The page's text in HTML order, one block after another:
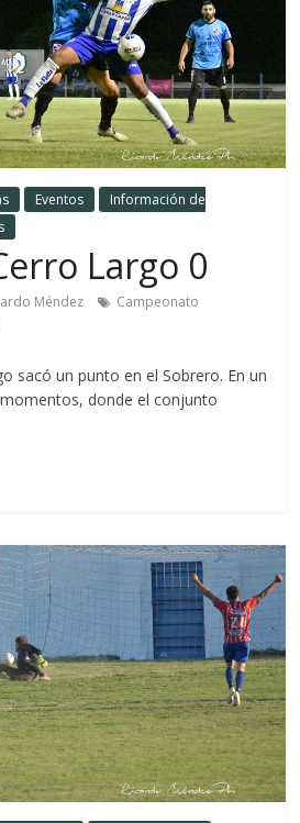
Eventos
Información de
Largo 0
Méndez
Campeonato
sacó un punto en el Sobrero. En un
donde el conjunto